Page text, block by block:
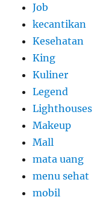
Job
kecantikan
Kesehatan
King
Kuliner
Legend
Lighthouses
Makeup
Mall
mata uang
menu sehat
mobil